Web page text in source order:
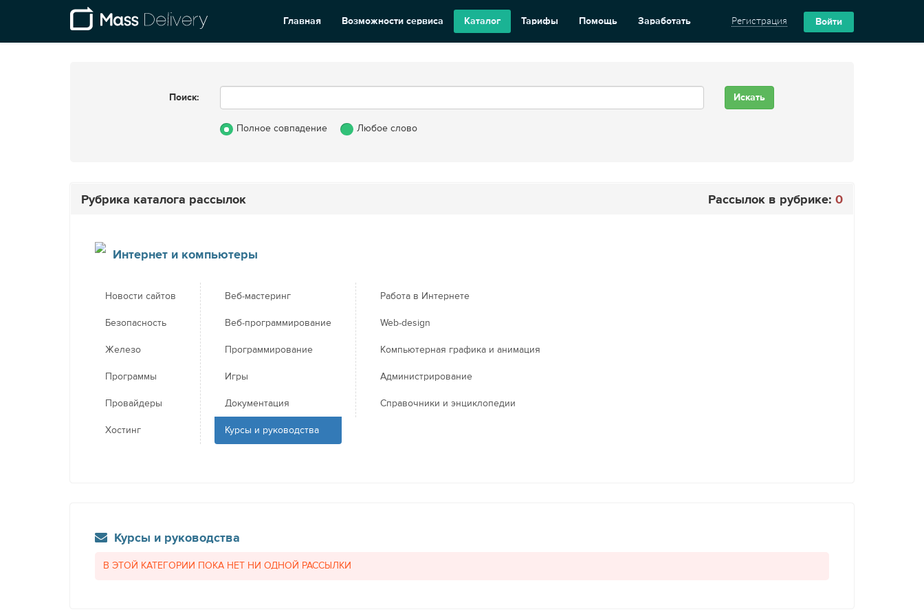
Главная Возможности сервиса Каталог Тарифы Помощь Заработать Регистрация Войти
Поиск:
Полное совпадение Любое слово
Рубрика каталога рассылок Рассылок в рубрике: 0
Интернет и компьютеры
Новости сайтов
Безопасность
Железо
Программы
Провайдеры
Хостинг
Веб-мастеринг
Веб-программирование
Программирование
Игры
Документация
Курсы и руководства
Работа в Интернете
Web-design
Компьютерная графика и анимация
Администрирование
Справочники и энциклопедии
Курсы и руководства
В ЭТОЙ КАТЕГОРИИ ПОКА НЕТ НИ ОДНОЙ РАССЫЛКИ